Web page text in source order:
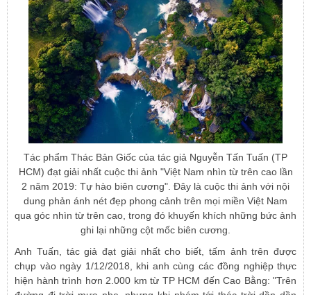
Tác phẩm Thác Bản Giốc của tác giả Nguyễn Tấn Tuấn (TP
HCM) đạt giải nhất cuộc thi ảnh "Việt Nam nhìn từ trên cao lần
2 năm 2019: Tự hào biên cương". Đây là cuộc thi ảnh với nội
dung phản ánh nét đẹp phong cảnh trên mọi miền Việt Nam
qua góc nhìn từ trên cao, trong đó khuyến khích những bức ảnh
ghi lại những cột mốc biên cương.
Anh Tuấn, tác giả đạt giải nhất cho biết, tấm ảnh trên được
chụp vào ngày 1/12/2018, khi anh cùng các đồng nghiệp thực
hiện hành trình hơn 2.000 km từ TP HCM đến Cao Bằng: "Trên